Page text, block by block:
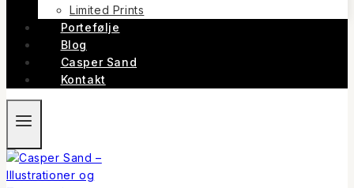
Limited Prints
Portefølje
Blog
Casper Sand
Kontakt